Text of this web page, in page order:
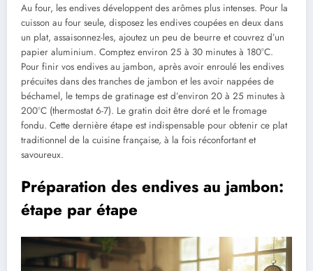
Au four, les endives développent des arômes plus intenses. Pour la
cuisson au four seule, disposez les endives coupées en deux dans
un plat, assaisonnez-les, ajoutez un peu de beurre et couvrez d’un
papier aluminium. Comptez environ 25 à 30 minutes à 180°C.
Pour finir vos endives au jambon, après avoir enroulé les endives
précuites dans des tranches de jambon et les avoir nappées de
béchamel, le temps de gratinage est d’environ 20 à 25 minutes à
200°C (thermostat 6-7). Le gratin doit être doré et le fromage
fondu. Cette dernière étape est indispensable pour obtenir ce plat
traditionnel de la cuisine française, à la fois réconfortant et
savoureux.
Préparation des endives au jambon:
étape par étape